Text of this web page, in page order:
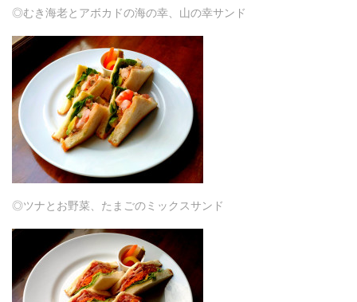
◎むき海老とアボカドの海の幸、山の幸サンド
◎ツナとお野菜、たまごのミックスサンド